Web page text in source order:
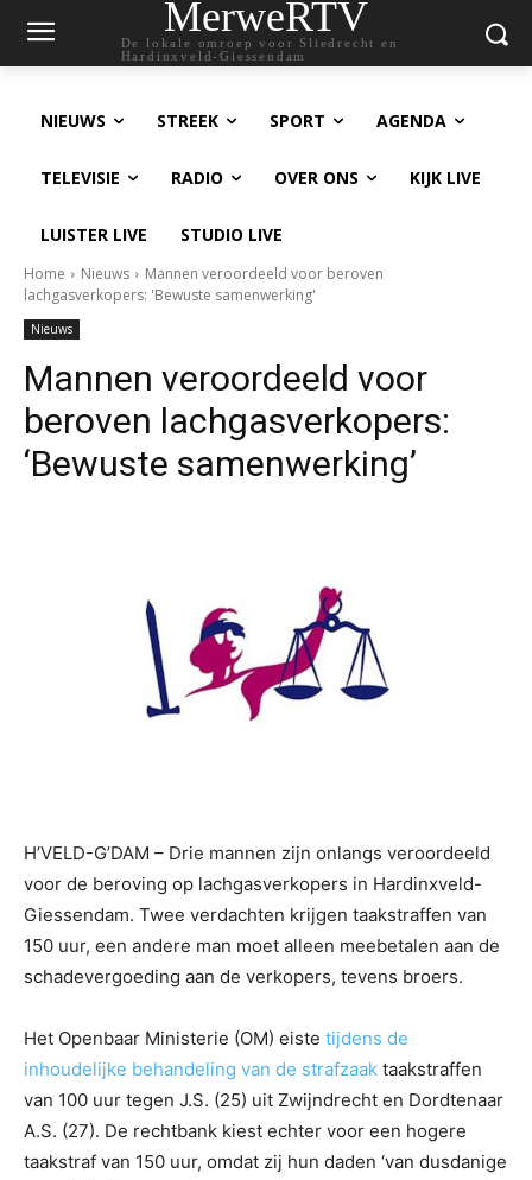
MerweRTV
De lokale omroep voor Sliedrecht en
Hardinxveld-Giessendam
NIEUWS STREEK SPORT AGENDA
TELEVISIE RADIO OVER ONS KIJK LIVE
LUISTER LIVE STUDIO LIVE
Home Nieuws
Mannen veroordeeld voor beroven
lachgasverkopers: 'Bewuste samenwerking'
Nieuws
Mannen veroordeeld voor
beroven lachgasverkopers:
‘Bewuste samenwerking’
H’VELD-G’DAM – Drie mannen zijn onlangs veroordeeld
voor de beroving op lachgasverkopers in Hardinxveld-
Giessendam. Twee verdachten krijgen taakstraffen van
150 uur, een andere man moet alleen meebetalen aan de
schadevergoeding aan de verkopers, tevens broers.
Het Openbaar Ministerie (OM) eiste tijdens de
inhoudelijke behandeling van de strafzaak taakstraffen
van 100 uur tegen J.S. (25) uit Zwijndrecht en Dordtenaar
A.S. (27). De rechtbank kiest echter voor een hogere
taakstraf van 150 uur, omdat zij hun daden ‘van dusdanige